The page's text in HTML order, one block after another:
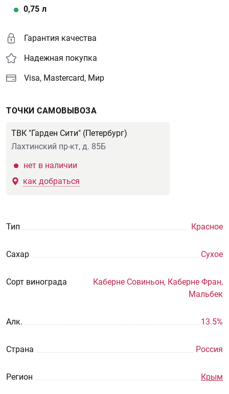
0,75 л
Гарантия качества
Надежная покупка
Visa, Mastercard, Мир
ТОЧКИ САМОВЫВОЗА
ТВК "Гарден Сити" (Петербург)
Лахтинский пр-кт, д. 85Б
нет в наличии
как добраться
Тип Красное
Сахар Сухое
Сорт винограда
Каберне Совиньон, Каберне Фран,
Мальбек
Aлк. 13.5%
Страна Россия
Регион Крым